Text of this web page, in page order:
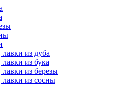
из дуба
из бука
из березы
из сосны